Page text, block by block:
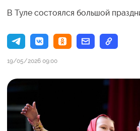
В Туле состоялся большой
19/05/2026 09:00